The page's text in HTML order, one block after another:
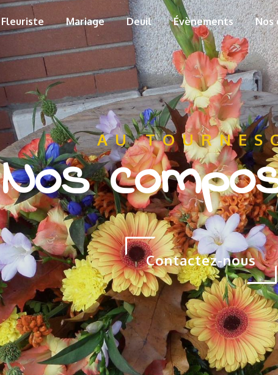
Fleuriste Mariage Deuil Évènements Nos
AU
Nos
Contactez-nous